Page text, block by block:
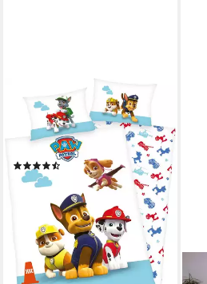
PAW PATROL
Babybettwäsche Paw Patrol,
Flanell, mit tollem "Paw
Patrol" Motiv
27,37 €
lieferbar - in 3-4 Werktagen bei dir